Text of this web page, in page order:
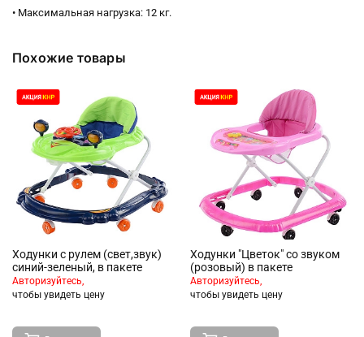
• Максимальная нагрузка: 12 кг.
Похожие товары
Ходунки с рулем (свет,звук)
синий-зеленый, в пакете
Авторизуйтесь,
чтобы увидеть цену
Ходунки "Цветок" со звуком
(розовый) в пакете
Авторизуйтесь,
чтобы увидеть цену